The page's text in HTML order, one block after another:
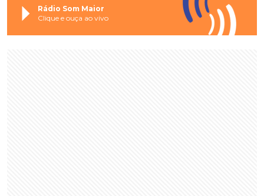
Rádio Som Maior
Clique e ouça ao vivo